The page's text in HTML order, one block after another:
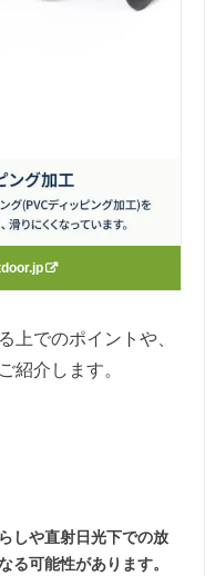
上でのポイントや、
紹介します。
しや直射日光下での放
る可能性があります。